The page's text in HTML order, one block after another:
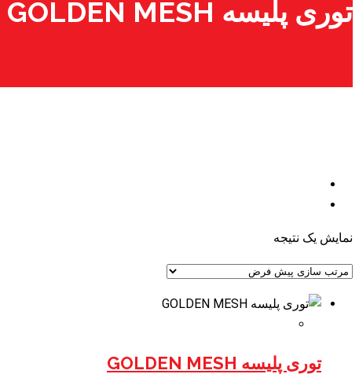
توری پلیسه GOLDEN MESH
نمایش یک نتیجه
توری پلیسه GOLDEN MESH